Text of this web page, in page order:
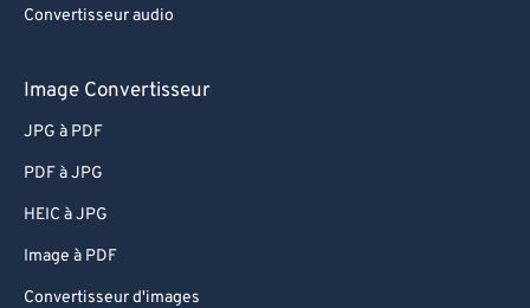
Convertisseur audio
Image Convertisseur
JPG à PDF
PDF à JPG
HEIC à JPG
Image à PDF
Convertisseur d'images